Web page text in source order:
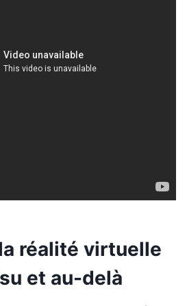
réalité virtuelle
et au-delà